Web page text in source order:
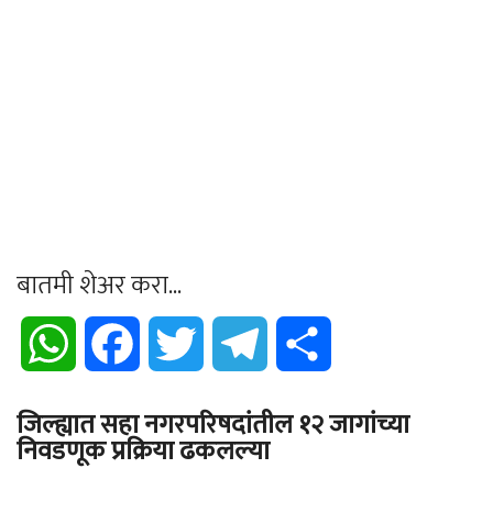
बातमी शेअर करा...
WhatsApp Facebook Twitter Telegram
जिल्ह्यात सहा नगरपरिषदांतील १२ जागांच्या
निवडणूक प्रक्रिया ढकलल्या